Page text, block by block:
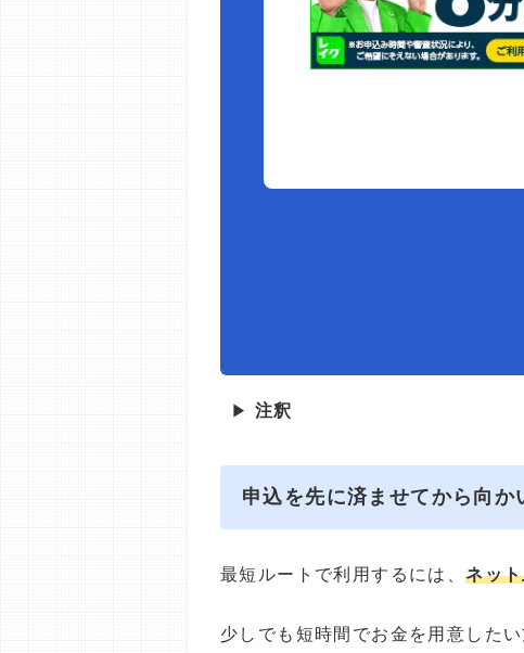
▶ 注釈
申込を先に済ませてから向か
最短ルートで利用するには、ネッ
少しでも短時間でお金を用意したい